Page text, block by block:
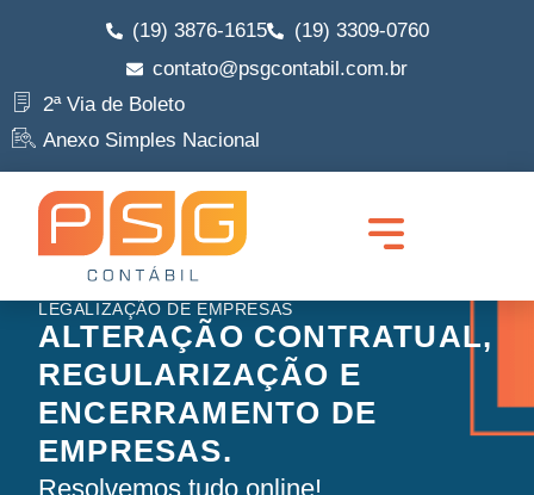
(19) 3876-1615
(19) 3309-0760
contato@psgcontabil.com.br
2ª Via de Boleto
Anexo Simples Nacional
LEGALIZAÇÃO DE EMPRESAS
ALTERAÇÃO CONTRATUAL,
REGULARIZAÇÃO E
ENCERRAMENTO DE
EMPRESAS.
Resolvemos tudo online!